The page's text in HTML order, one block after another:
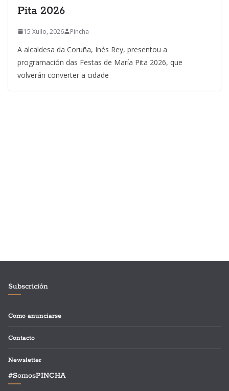
Pita 2026
15 Xullo, 2026 Pincha
A alcaldesa da Coruña, Inés Rey, presentou a
programación das Festas de María Pita 2026, que
volverán converter a cidade
Subscrición
Como anunciarse
Contacto
Newsletter
#SomosPINCHA